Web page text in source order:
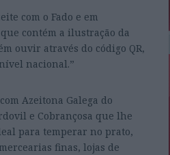
com o Fado e em
contém a ilustração da
ouvir através do código QR,
nacional.”
Azeitona Galega do
e Cobrançosa que lhe
para temperar no prato,
finas, lojas de